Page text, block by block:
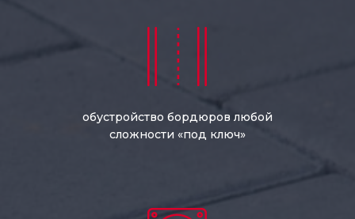
обустройство бордюров любой
сложности «под ключ»